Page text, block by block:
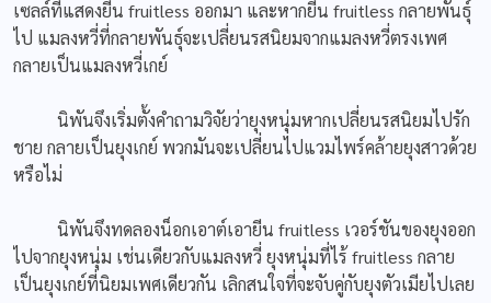
เซลล์ที่แสดงยีน fruitless ออกมา และหากยีน fruitless กลายพันธุ์
ไป แมลงหวี่ที่กลายพันธุ์จะเปลี่ยนรสนิยมจากแมลงหวี่ตรงเพศ
กลายเป็นแมลงหวี่เกย์
นิพันจึงเริ่มตั้งคำถามวิจัยว่ายุงหนุ่มหากเปลี่ยนรสนิยมไปรัก
ชาย กลายเป็นยุงเกย์ พวกมันจะเปลี่ยนไปแวมไพร์คล้ายยุงสาวด้วย
หรือไม่
นิพันจึงทดลองน็อกเอาต์เอายีน fruitless เวอร์ชันของยุงออก
ไปจากยุงหนุ่ม เช่นเดียวกับแมลงหวี่ ยุงหนุ่มที่ไร้ fruitless กลาย
เป็นยุงเกย์ที่นิยมเพศเดียวกัน เลิกสนใจที่จะจับคู่กับยุงตัวเมียไปเลย